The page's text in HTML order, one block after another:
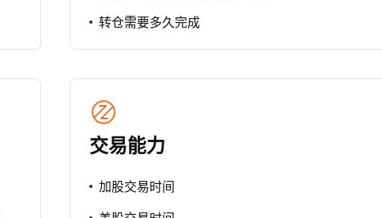
转仓需要多久完成
交易能力
加股交易时间